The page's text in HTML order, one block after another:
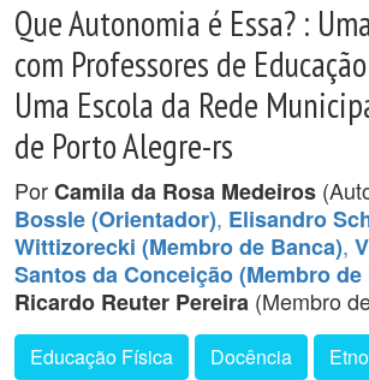
Que Autonomia é Essa? :
com Professores de
Uma Escola da Rede
de Porto Alegre-rs
PorCamila da Rosa Medeiros
Bossle (Orientador), Elisandro
Wittizorecki (Membro de Banca),
Santos da Conceição (Membro de
Ricardo Reuter Pereira (Membro
Educação Física Docência